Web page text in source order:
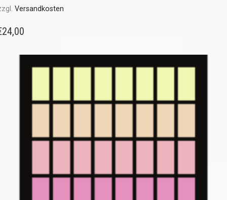
Versandkosten
24,00